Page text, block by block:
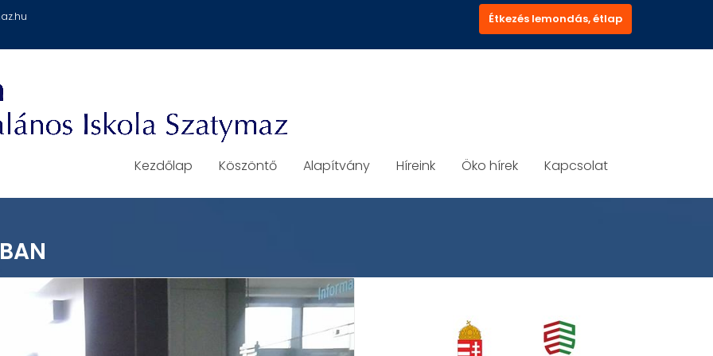
Étkezés lemondás, étlap
Kezdőlap Köszöntő Alapítvány Híreink Öko hírek Kapcsolat